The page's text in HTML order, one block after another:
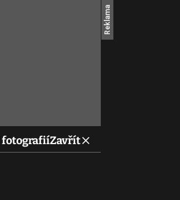
fotografiíZavřít